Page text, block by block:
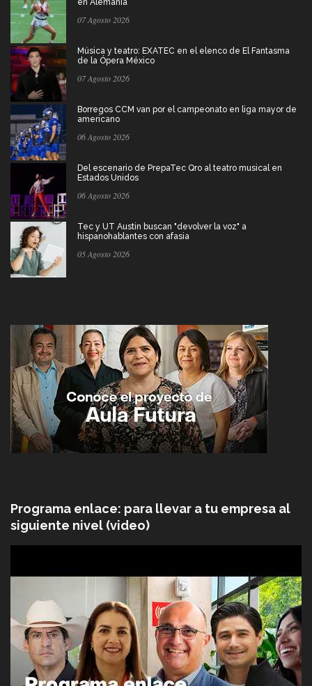
en Alemania
07 Agosto 2026
Música y teatro: EXATEC en el elenco de El Fantasma
de la Ópera México
07 Agosto 2026
Borregos CCM van por el campeonato en liga mayor de
americano
06 Agosto 2026
Del escenario de PrepaTec Qro al teatro musical en
Estados Unidos
06 Agosto 2026
Tec y UT Austin buscan "devolver la voz" a
hispanohablantes con afasia
05 Agosto 2026
Programa enlace: para llevar a tu empresa al
siguiente nivel (video)